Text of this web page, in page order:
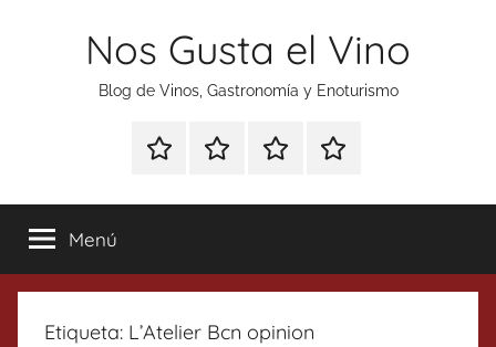
Nos Gusta el Vino
Blog de Vinos, Gastronomía y Enoturismo
Especial
Tonics
Enoturismo
Gastronomía
RankingContacto
Menú
Etiqueta: L’Atelier Bcn opinion